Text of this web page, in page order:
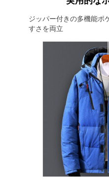
ジッパー付きの多機能ポ
すさを両立